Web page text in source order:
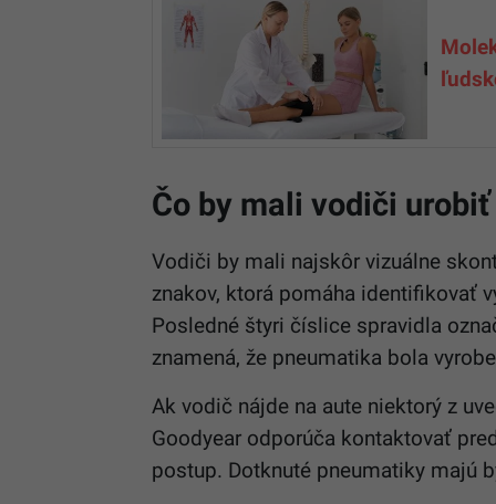
Čo by mali vodiči
Vodiči by mali najskôr vizuálne
znakov, ktorá pomáha identifikovať
Posledné štyri číslice spravidla
znamená, že pneumatika bola
Ak vodič nájde na aute niektorý z
Goodyear odporúča kontaktovať
postup. Dotknuté pneumatiky majú